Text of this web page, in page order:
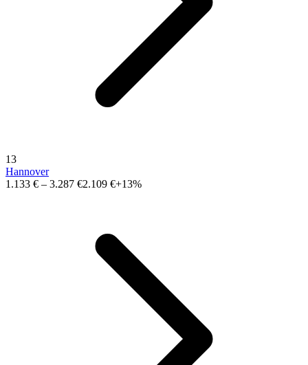
13
Hannover
1.133 € – 3.287 €2.109 €+13%